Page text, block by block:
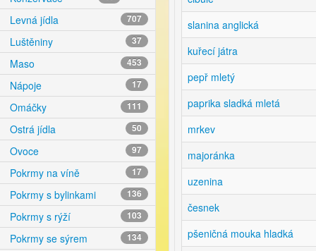
Levná jídla 707
Luštěniny 37
Maso 453
Nápoje 17
Omáčky 111
Ostrá jídla 50
Ovoce 97
Pokrmy na víně 17
Pokrmy s bylinkami 136
Pokrmy s rýží 103
Pokrmy se sýrem 134
slanina anglická
kuřecí játra
pepř mletý
paprika sladká mletá
mrkev
majoránka
uzenina
česnek
pšeničná mouka hladká